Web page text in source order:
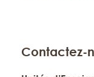
Contactez-